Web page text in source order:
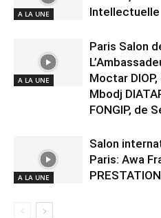
A LA UNE
Intellectuelle
A LA UNE
Paris Salon
Moctar
Mbodj
FONGIP, de
A LA UNE
Salon
Paris: Awa